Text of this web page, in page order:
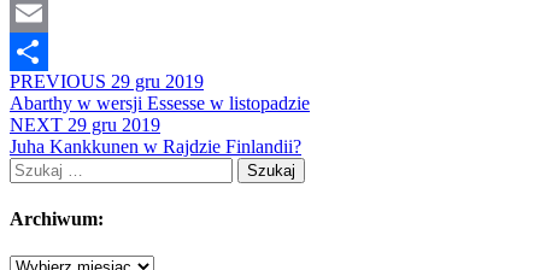
Mastodon
Email
Share
PREVIOUS 29 gru 2019
Abarthy w wersji Essesse w listopadzie
NEXT 29 gru 2019
Juha Kankkunen w Rajdzie Finlandii?
Szukaj:
Archiwum:
Archiwum: